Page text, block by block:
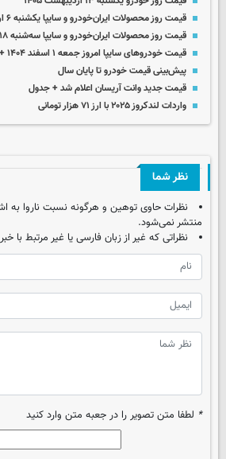
قیمت روز محصولات ایران‌خودرو و سایپا یکشنبه ۶ اردیبهشت ۱۴۰۵
قیمت روز محصولات ایران‌خودرو و سایپا سه‌شنبه ۱۸ فروردین ۱۴۰۵
قیمت خودروهای سایپا امروز جمعه ۱ اسفند ۱۴۰۴ + جدول
پیش‌بینی قیمت خودرو تا پایان سال
قیمت جدید وانت آریسان اعلام شد + جدول
واردات لندکروز ۲۰۲۵ با ارز ۷۱ هزار تومانی
نظر شما
نظرات حاوی توهین و هرگونه نسبت ناروا
منتشر نمی‌شود.
نظراتی که غیر از زبان فارسی یا غیر مرتبط با
* لطفا متن تصویر را در جعبه متن وارد کنید